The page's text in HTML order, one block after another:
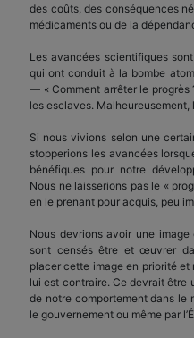
des coûts, des conséquences
médicaments ou de la
Les avancées scientifiques
qui ont conduit à la bombe
— « Comment arrêter le progrès
les esclaves.
Si nous vivions selon une
stopperions les avancées
bénéfiques pour notre
Nous ne laisserions pas le «
en le prenant pour acquis, peu
Nous devrions avoir une
sont censés être et œuvrer
placer cette image en priorité
lui est contraire. Ce devrait être
de notre comportement dans
le gouvernement ou même par